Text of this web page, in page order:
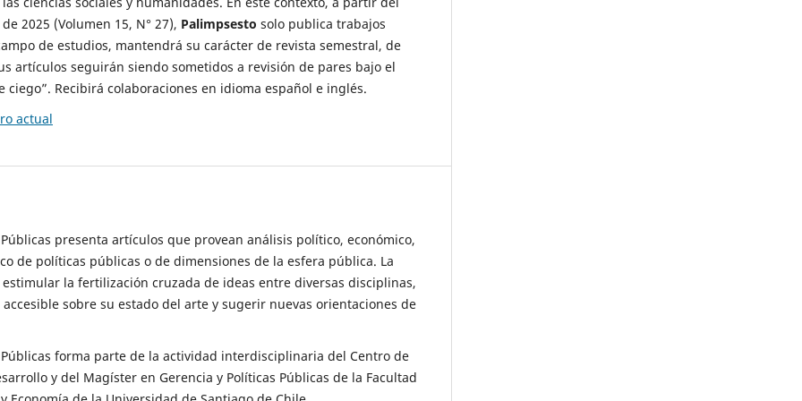
2025 (Volumen 15, N° 27), Palimpsesto solo publica trabajos
de estudios, mantendrá su carácter de revista semestral, de
artículos seguirán siendo sometidos a revisión de pares bajo el
ciego”. Recibirá colaboraciones en idioma español e inglés.
actual
presenta artículos que provean análisis político, económico,
de políticas públicas o de dimensiones de la esfera pública. La
la fertilización cruzada de ideas entre diversas disciplinas,
sobre su estado del arte y sugerir nuevas orientaciones de
forma parte de la actividad interdisciplinaria del Centro de
y del Magíster en Gerencia y Políticas Públicas de la Facultad